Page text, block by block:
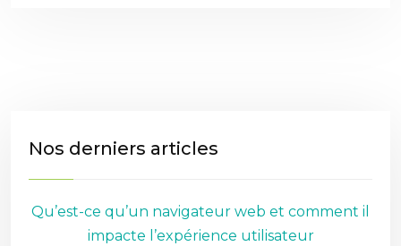
Nos derniers articles
Qu’est-ce qu’un navigateur web et comment il
impacte l’expérience utilisateur